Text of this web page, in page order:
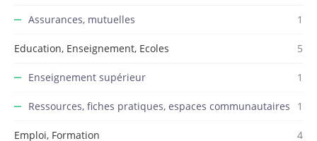
Assurances, mutuelles 1
Education, Enseignement, Ecoles 5
Enseignement supérieur 1
Ressources, fiches pratiques, espaces communautaires 1
Emploi, Formation 4